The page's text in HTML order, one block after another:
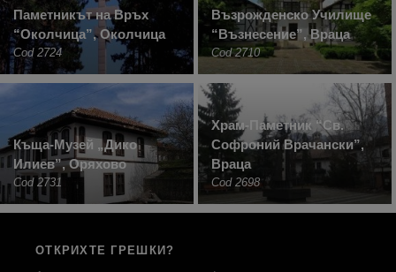
Паметникът на Връх
“Околчица”, Околчица
Cod 2724
Възрожденско Училище
“Възнесение”, Враца
Cod 2710
Къща-Музей „Дико
Илиев”, Оряхово
Cod 2731
Храм-Паметник “Св.
Софроний Врачански”,
Враца
Cod 2698
ОТКРИХТЕ ГРЕШКИ?